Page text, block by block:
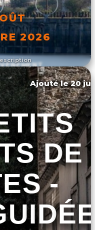
2026
Ajouté le 20
DE
-